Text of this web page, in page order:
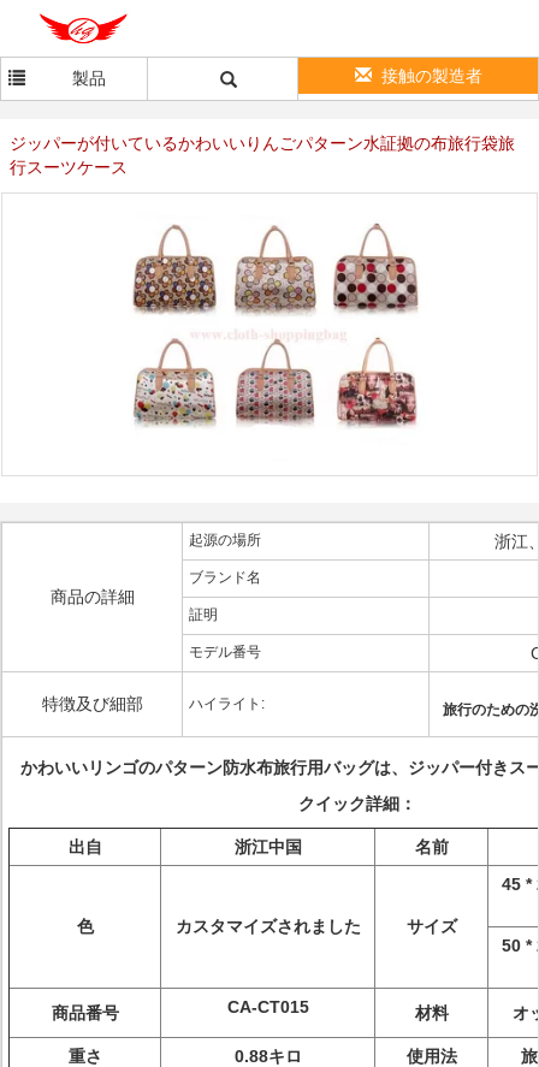
製品 接触の製造者
ジッパーが付いているかわいいりんごパターン水証拠の布旅行袋旅
行スーツケース
商品の詳細
起源の場所 浙江
ブランド名
証明
モデル番号
特徴及び細部 ハイライト: 旅行のための
かわいいリンゴのパターン防水布旅行用バッグは、ジッパー付きス
クイック詳細：
出自 浙江中国 名前
色 カスタマイズされました サイズ
45 *
50 *
商品番号 CA-CT015 材料 オ
重さ 0.88キロ 使用法